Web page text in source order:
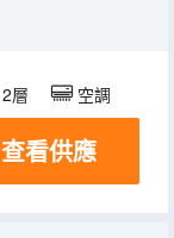
2層 空調
查看供應